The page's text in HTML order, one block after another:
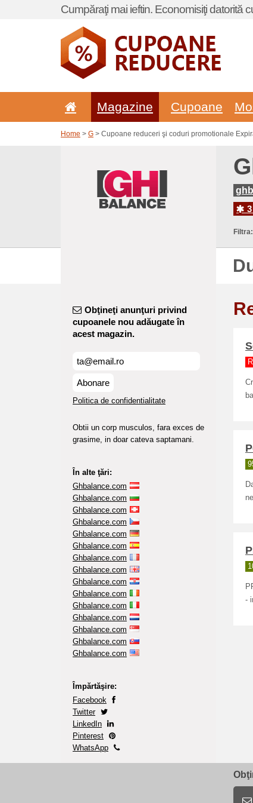
Cumpăraţi mai ieftin. Economisiţi datorită
Magazine Cupoane
Home > G > Cupoane reduceri şi coduri promotionale
Filtra:
Obţineţi anunţuri privind
cupoanele nou adăugate în
acest magazin.
Abonare
Politica de confidentialitate
Obtii un corp musculos, fara exces de
grasime, in doar cateva saptamani.
În alte ţări:
Ghbalance.com
Ghbalance.com
Ghbalance.com
Ghbalance.com
Ghbalance.com
Ghbalance.com
Ghbalance.com
Ghbalance.com
Ghbalance.com
Ghbalance.com
Ghbalance.com
Ghbalance.com
Ghbalance.com
Ghbalance.com
Ghbalance.com
Împărtăşire:
Facebook
Twitter
LinkedIn
Pinterest
WhatsApp
-